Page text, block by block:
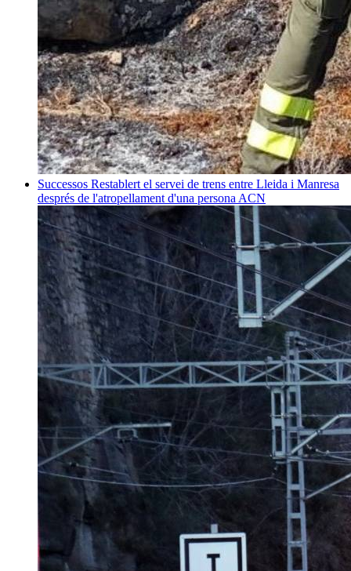
Successos Restablert el servei de trens entre Lleida i Manresa
després de l'atropellament d'una persona ACN